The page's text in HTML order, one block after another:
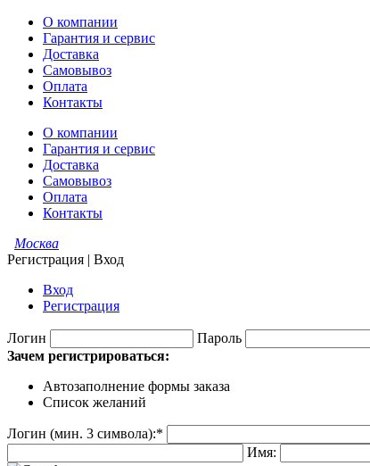
О компании
Гарантия и сервис
Доставка
Самовывоз
Оплата
Контакты
О компании
Гарантия и сервис
Доставка
Самовывоз
Оплата
Контакты
Москва
Регистрация | Вход
Вход
Регистрация
Логин Пароль
Зачем регистрироваться:
Автозаполнение формы заказа
Cписок желаний
Логин (мин. 3 символа):*
Имя: